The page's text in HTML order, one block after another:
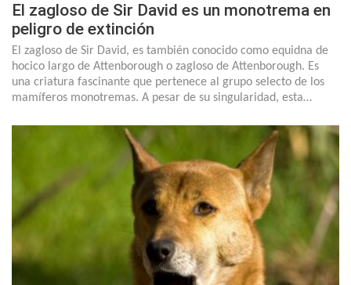
El zagloso de Sir David es un monotrema en
peligro de extinción
El zagloso de Sir David, es también conocido como equidna de
hocico largo de Attenborough o zagloso de Attenborough. Es
una criatura fascinante que pertenece al grupo selecto de los
mamíferos monotremas. A pesar de su singularidad, esta…